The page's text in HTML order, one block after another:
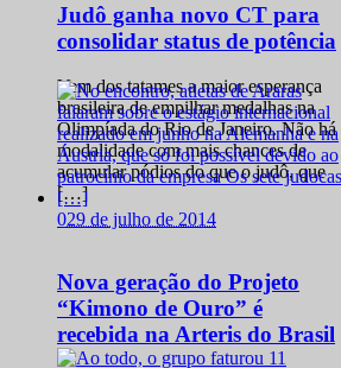
Judô ganha novo CT para
consolidar status de potência
Vem dos tatames a maior esperança
brasileira de empilhar medalhas na
Olimpíada do Rio de Janeiro. Não há
modalidade com mais chances de
acumular pódios do que o judô, que
[…]
029 de julho de 2014
Nova geração do Projeto
“Kimono de Ouro” é
recebida na Arteris do Brasil